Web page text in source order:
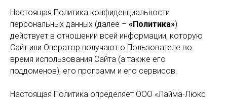
Настоящая Политика конфиденциальности
персональных данных (далее – «Политика»)
действует в отношении всей информации, которую
Сайт или Оператор получают о Пользователе во
время использования Сайта (а также его
поддоменов), его программ и его сервисов.
Настоящая Политика определяет ООО «Лайма-Люкс